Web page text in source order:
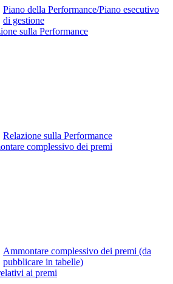
Piano della Performance/Piano esecutivo
di gestione
sulla Performance
Relazione sulla Performance
complessivo dei premi
Ammontare complessivo dei premi (da
pubblicare in tabelle)
ai premi